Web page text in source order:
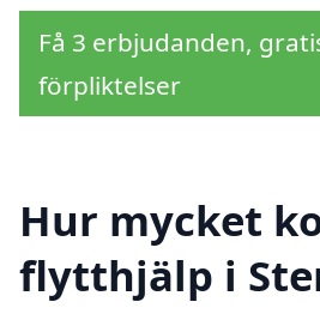
Få 3 erbjudanden,
förpliktelser
Hur mycket
flytthjälp i